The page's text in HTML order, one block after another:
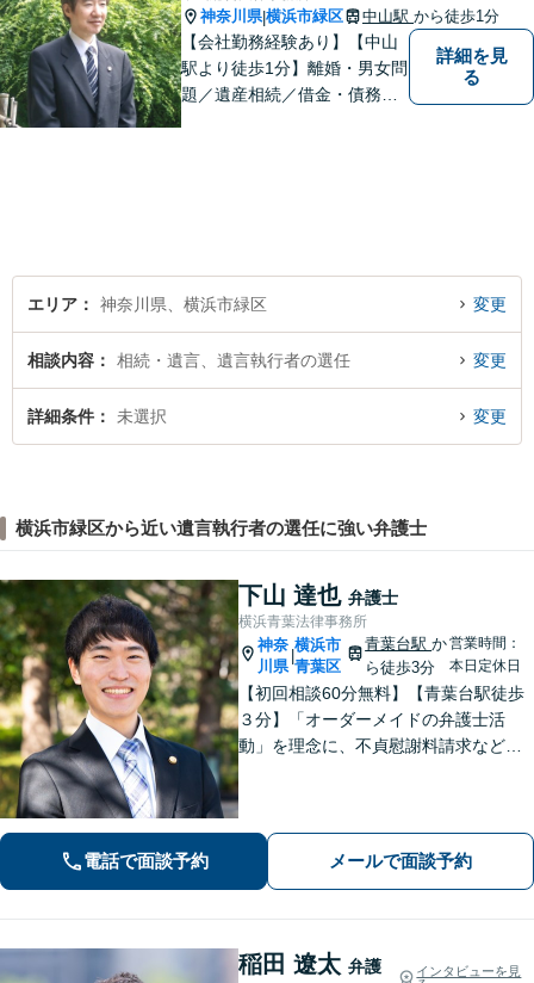
神奈川県|横浜市緑区 中山駅 から徒歩1分
【会社勤務経験あり】【中山
駅より徒歩1分】離婚・男女問
題／遺産相続／借金・債務整
詳細を見
る
エリア 神奈川県、横浜市緑区 変更
相談内容 相続・遺言、遺言執行者の選任 変更
詳細条件 未選択 変更
横浜市緑区から近い遺言執行者の選任に強い弁護士
下山 達也 弁護士
横浜青葉法律事務所
神奈
川県
横浜市
青葉区
青葉台駅か
ら徒歩3分
営業時間：
本日定休日
【初回相談60分無料】【青葉台駅徒歩
３分】「オーダーメイドの弁護士活
動」を理念に、不貞慰謝料請求などの
債務整理は何度でも相談無料【夜間・
土日相談可】
電話で面談予約 メールで面談予約
稲田 遼太 弁護
インタビューを見